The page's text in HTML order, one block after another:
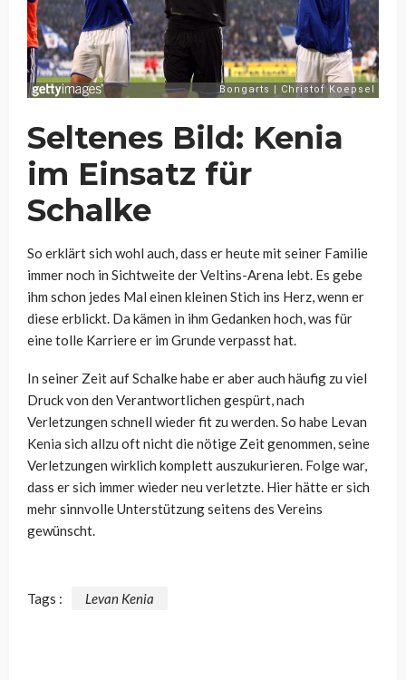
Seltenes Bild: Kenia
im Einsatz für
Schalke
So erklärt sich wohl auch, dass er heute mit seiner Familie
immer noch in Sichtweite der Veltins-Arena lebt. Es gebe
ihm schon jedes Mal einen kleinen Stich ins Herz, wenn er
diese erblickt. Da kämen in ihm Gedanken hoch, was für
eine tolle Karriere er im Grunde verpasst hat.
In seiner Zeit auf Schalke habe er aber auch häufig zu viel
Druck von den Verantwortlichen gespürt, nach
Verletzungen schnell wieder fit zu werden. So habe Levan
Kenia sich allzu oft nicht die nötige Zeit genommen, seine
Verletzungen wirklich komplett auszukurieren. Folge war,
dass er sich immer wieder neu verletzte. Hier hätte er sich
mehr sinnvolle Unterstützung seitens des Vereins
gewünscht.
Tags : Levan Kenia